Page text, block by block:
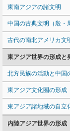
東南アジアの諸文明
中国の古典文明（殷・
古代の南北アメリカ文
東アジア世界の形成と
北方民族の活動と中国
東アジア文化圏の形成
東アジア諸地域の自立
内陸アジア世界の形成